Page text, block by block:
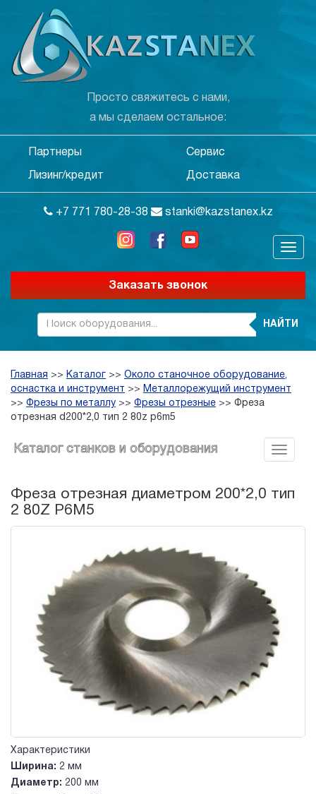
Просто свяжитесь с нами,
а мы сделаем остальное:
Партнеры Сервис
Лизинг/кредит Доставка
+7 771 780-28-38 stanki@kazstanex.kz
Заказать звонок
НАЙТИ
Главная >> Каталог >> Около станочное оборудование,
оснастка и инструмент >> Металлорежущий инструмент
>> Фрезы по металлу >> Фрезы отрезные >> Фреза
отрезная d200*2,0 тип 2 80z p6m5
Каталог станков и оборудования
Фреза отрезная диаметром 200*2,0 тип
2 80Z P6M5
Характеристики
Ширина: 2 мм
Диаметр: 200 мм